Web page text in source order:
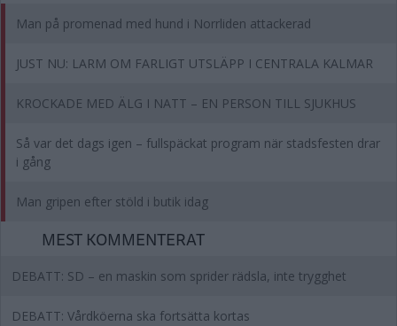
Man på promenad med hund i Norrliden attackerad
JUST NU: LARM OM FARLIGT UTSLÄPP I CENTRALA KALMAR
KROCKADE MED ÄLG I NATT – EN PERSON TILL SJUKHUS
Så var det dags igen – fullspäckat program när stadsfesten drar
i gång
Man gripen efter stöld i butik idag
MEST KOMMENTERAT
DEBATT: SD – en maskin som sprider rädsla, inte trygghet
DEBATT: Vårdköerna ska fortsätta kortas